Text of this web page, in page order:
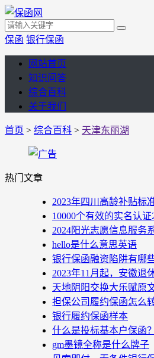
保函 银行保函
网站首页
知识问答
综合百科
关于我们
首页 > 综合百科 > 天津东丽湖
热门文章
2023年四川高龄补贴标
10000个有效的实名认
2024阳光志愿信息服务
hello是什么意思英语
银行保函融资陷阱有哪
2023年11月起，安徽退
天地阴阳交换大乐赋原
担保公司履约保函怎么
银行履约保函样本
什么是投标基本户保函？
gm墨镜全称是什么牌子